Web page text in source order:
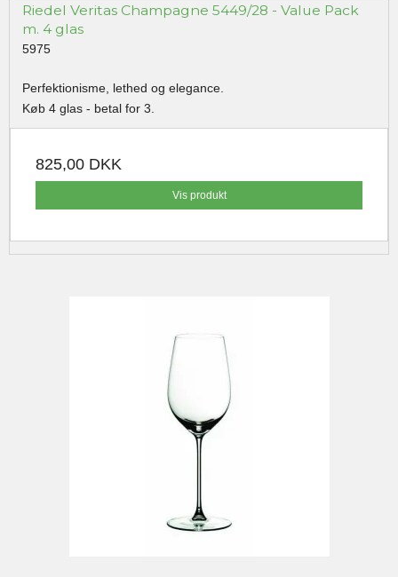
Riedel Veritas Champagne 5449/28 - Value Pack
m. 4 glas
5975
Perfektionisme, lethed og elegance.
Køb 4 glas - betal for 3.
825,00 DKK
Vis produkt